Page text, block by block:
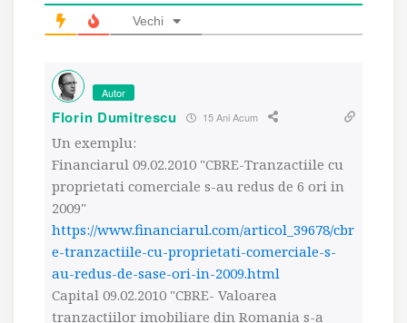
Vechi
Autor
Florin Dumitrescu 15 Ani Acum
Un exemplu:
Financiarul 09.02.2010 "CBRE-Tranzactiile cu
proprietati comerciale s-au redus de 6 ori in
2009"
https://www.financiarul.com/articol_39678/cbr
e-tranzactiile-cu-proprietati-comerciale-s-
au-redus-de-sase-ori-in-2009.html
Capital 09.02.2010 "CBRE- Valoarea
tranzactiilor imobiliare din Romania s-a